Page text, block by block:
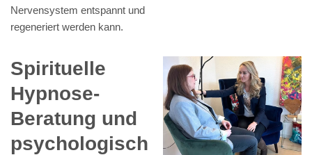
Nervensystem entspannt und
regeneriert werden kann.
Spirituelle
Hypnose-
Beratung und
psychologisch